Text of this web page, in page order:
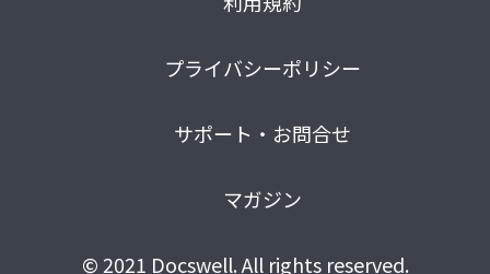
プライバシーポリシー
サポート・お問合せ
マガジン
© 2021 Docswell. All rights reserved.